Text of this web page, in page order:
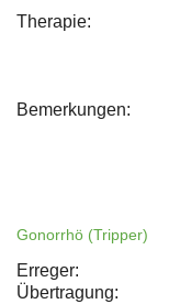
Therapie:
Bemerkungen:
Gonorrhö (Tripper)
Erreger:
Übertragung: